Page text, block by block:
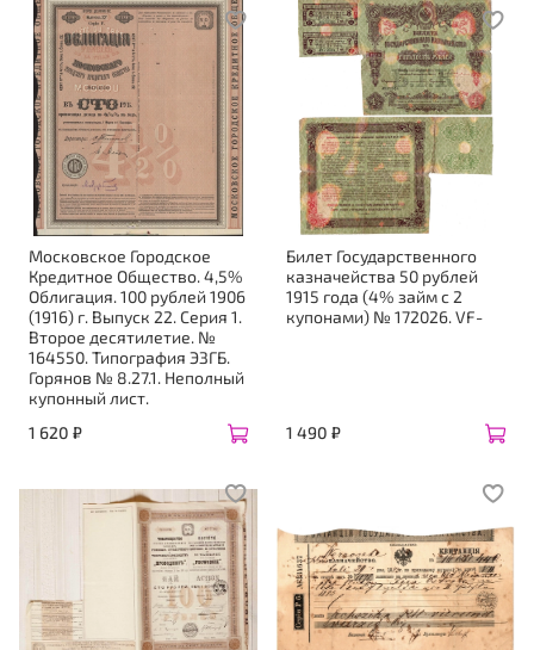
Московское Городское
Кредитное Общество. 4,5%
Облигация. 100 рублей 1906
(1916) г. Выпуск 22. Серия 1.
Второе десятилетие. №
164550. Типография ЭЗГБ.
Горянов № 8.27.1. Неполный
купонный лист.
1 620 ₽
Билет Государственного
казначейства 50 рублей
1915 года (4% займ с 2
купонами) № 172026. VF-
1 490 ₽